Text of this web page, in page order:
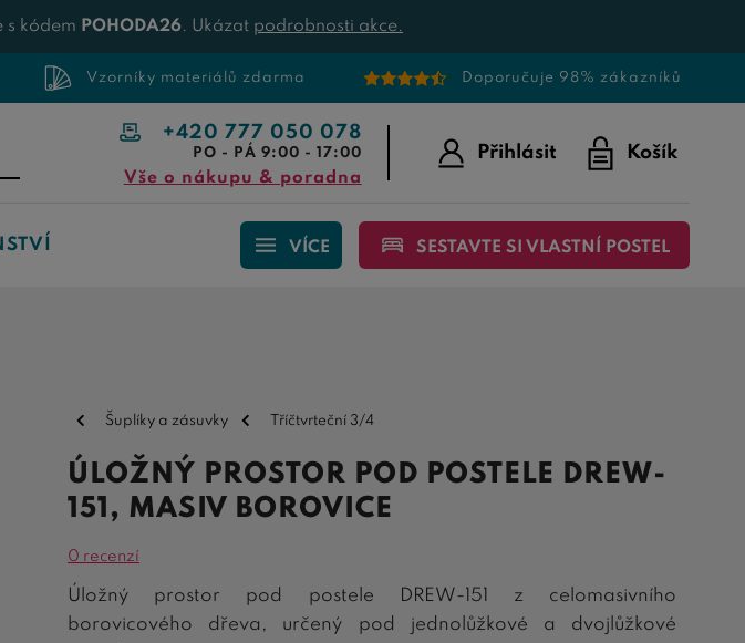
s kódem POHODA26. Ukázat podrobnosti akce.
Vzorníky materiálů zdarma Doporučuje 98% zákazníků
+420 777 050 078
PO - PÁ 9:00 - 17:00
Vše o nákupu & poradna
Přihlásit Košík
VÍCE SESTAVTE SI VLASTNÍ POSTEL
Šuplíky a zásuvky Tříčtvrteční 3/4
ÚLOŽNÝ PROSTOR POD POSTELE DREW-
151, MASIV BOROVICE
0 recenzí
Úložný prostor pod postele DREW-151 z celomasivního
borovicového dřeva, určený pod jednolůžkové a dvojlůžkové